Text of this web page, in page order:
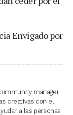
Envigado por
manager,
creativas con el
a las personas